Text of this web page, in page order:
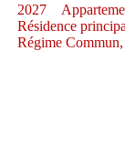
2027
Résidence
Régime